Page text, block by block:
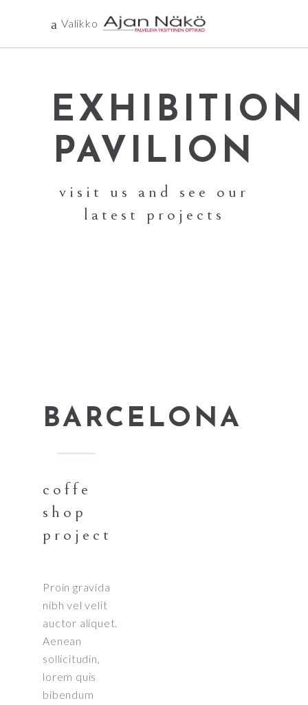
Valikko
EXHIBITION
PAVILION
visit us and see our
latest projects
BARCELONA
coffe
shop
project
Proin gravida
nibh vel velit
auctor aliquet.
Aenean
sollicitudin,
lorem quis
bibendum